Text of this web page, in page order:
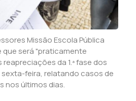
Missão Escola Pública
que será "praticamente
da 1.ª fase dos
feira, relatando casos de
nos últimos dias.